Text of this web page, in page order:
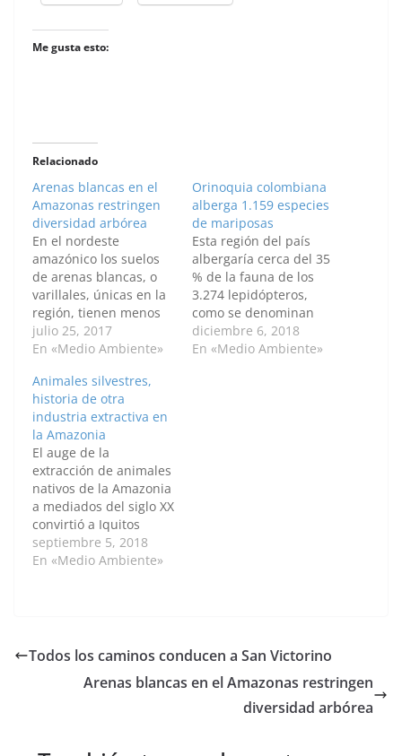
Me gusta esto:
Relacionado
Arenas blancas en el
Amazonas restringen
diversidad arbórea
En el nordeste
amazónico los suelos
de arenas blancas, o
varillales, únicas en la
región, tienen menos
especies vegetales que
el resto del bosque. La
diversidad se debe a
que las arenas
blancas, que parecen
un complejo de islas,
tienen pocos
nutrientes en
comparación con las
tierras negras.…
julio 25, 2017
En «Medio Ambiente»
Orinoquia colombiana
alberga 1.159 especies
de mariposas
Esta región del país
albergaría cerca del 35
% de la fauna de los
3.274 lepidópteros,
como se denominan
científicamente estos
insectos. A esta
diciembre 6, 2018
En «Medio Ambiente»
Animales silvestres,
historia de otra
industria extractiva en
la Amazonia
El auge de la
extracción de animales
nativos de la Amazonia
a mediados del siglo XX
convirtió a Iquitos
(Perú), Leticia
(Colombia), Manaus y
Sudamérica, para
mascotas, zoológicos,
septiembre 5, 2018
En «Medio Ambiente»
Todos los caminos conducen a San Victorino
Arenas blancas en el Amazonas restringen
diversidad arbórea